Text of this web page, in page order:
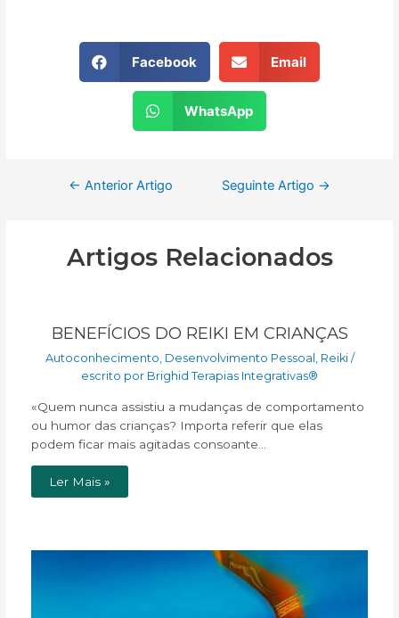
Facebook Email
WhatsApp
← Anterior Artigo Seguinte Artigo →
Artigos Relacionados
BENEFÍCIOS DO REIKI EM CRIANÇAS
Autoconhecimento Desenvolvimento Pessoal Reiki/
escrito por Brighid Terapias Integrativas®
«Quem nunca assistiu a mudanças de comportamento
ou humor das crianças? Importa referir que elas
podem ficar mais agitadas consoante…
Ler Mais »